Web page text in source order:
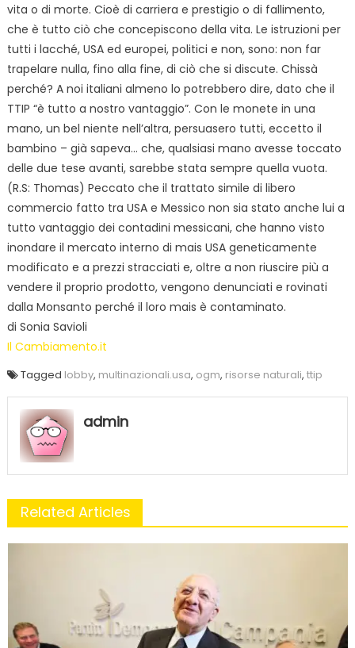
vita o di morte. Cioè di carriera e prestigio o di fallimento,
che è tutto ciò che concepiscono della vita. Le istruzioni per
tutti i lacché, USA ed europei, politici e non, sono: non far
trapelare nulla, fino alla fine, di ciò che si discute. Chissà
perché? A noi italiani almeno lo potrebbero dire, dato che il
TTIP “è tutto a nostro vantaggio”. Con le monete in una
mano, un bel niente nell’altra, persuasero tutti, eccetto il
bambino – già sapeva… che, qualsiasi mano avesse toccato
delle due tese avanti, sarebbe stata sempre quella vuota.
(R.S: Thomas) Peccato che il trattato simile di libero
commercio fatto tra USA e Messico non sia stato anche lui a
tutto vantaggio dei contadini messicani, che hanno visto
inondare il mercato interno di mais USA geneticamente
modificato e a prezzi stracciati e, oltre a non riuscire più a
vendere il proprio prodotto, vengono denunciati e rovinati
dalla Monsanto perché il loro mais è contaminato.
di Sonia Savioli
Il Cambiamento.it
Tagged lobby, multinazionali.usa, ogm, risorse naturali, ttip
admin
Related Articles